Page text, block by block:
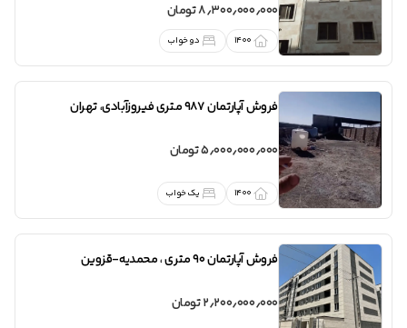
8٫300٫000٫000 تومان
1400 دو خواب
فروشآپارتمان 987 متری فیروزآبادی ،تهران
5٫000٫000٫000 تومان
1400 یک خواب
فروشآپارتمان 90 متری ،محمدیه-قزوین
2٫200٫000٫000 تومان